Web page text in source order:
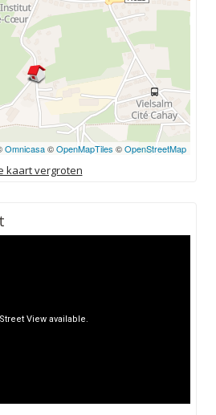
Omnicasa©OpenMapTiles ©OpenStreetMap
kaart vergroten